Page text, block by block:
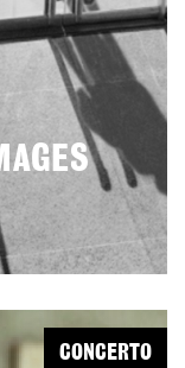
CONCERTO